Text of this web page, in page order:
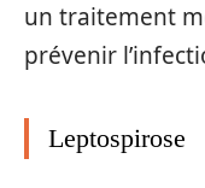
un traitement
prévenir
Leptospirose